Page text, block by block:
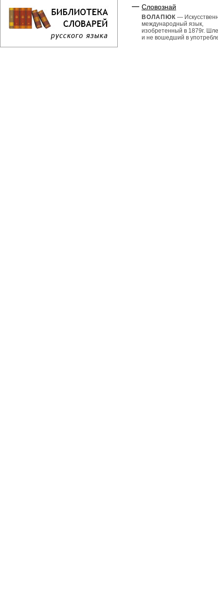
Словознай
ВОЛАПЮК —
международный язык,
изобретенный в 1879г.
и не вошедший в